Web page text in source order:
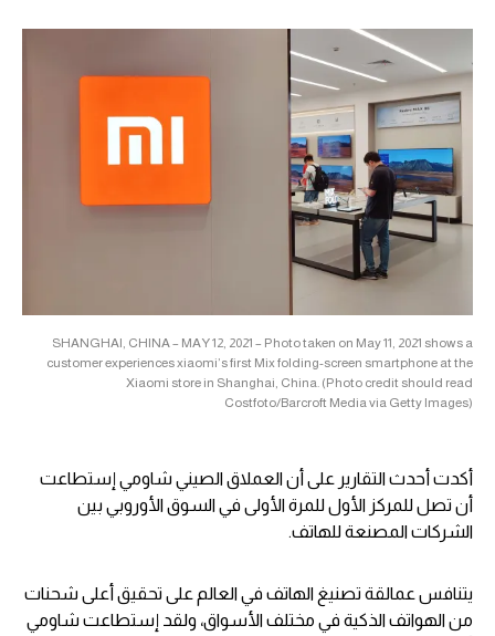
SHANGHAI, CHINA – MAY 12, 2021 – Photo taken on May 11, 2021 shows a
customer experiences xiaomi’s first Mix folding-screen smartphone at the
Xiaomi store in Shanghai, China. (Photo credit should read
Costfoto/Barcroft Media via Getty Images)
أكدت أحدث التقارير على أن العملاق الصيني شاومي إستطاعت
أن تصل للمركز الأول للمرة الأولى في السوق الأوروبي بين
الشركات المصنعة للهاتف.
يتنافس عمالقة تصنيغ الهاتف في العالم على تحقيق أعلى شحنات
من الهواتف الذكية في مختلف الأسواق، ولقد إستطاعت شاومي